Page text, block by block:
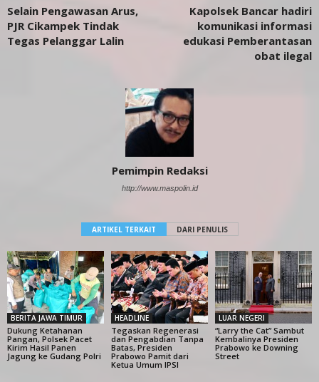
Selain Pengawasan Arus,
PJR Cikampek Tindak
Tegas Pelanggar Lalin
Kapolsek Bancar hadiri
komunikasi informasi
edukasi Pemberantasan
obat ilegal
Pemimpin Redaksi
http://www.maspolin.id
ARTIKEL TERKAIT DARI PENULIS
BERITA JAWA TIMUR
Dukung Ketahanan
Pangan, Polsek Pacet
Kirim Hasil Panen
Jagung ke Gudang Polri
HEADLINE
Tegaskan Regenerasi
dan Pengabdian Tanpa
Batas, Presiden
Prabowo Pamit dari
Ketua Umum IPSI
LUAR NEGERI
“Larry the Cat” Sambut
Kembalinya Presiden
Prabowo ke Downing
Street